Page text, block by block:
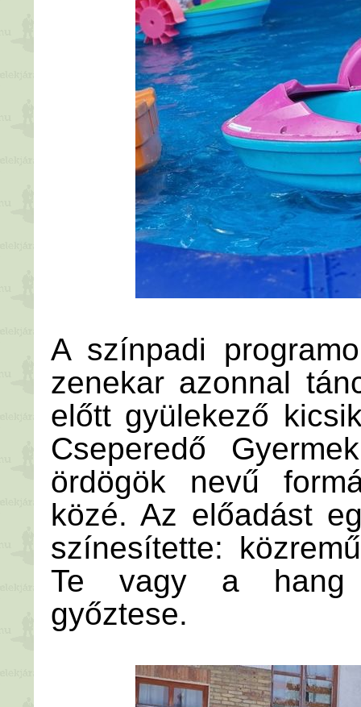
A színpadi
zenekar azonnal
előtt gyülekező
Cseperedő
ördögök nevű
közé. Az előadást
színesítette:
Te vagy a hang
győztese.